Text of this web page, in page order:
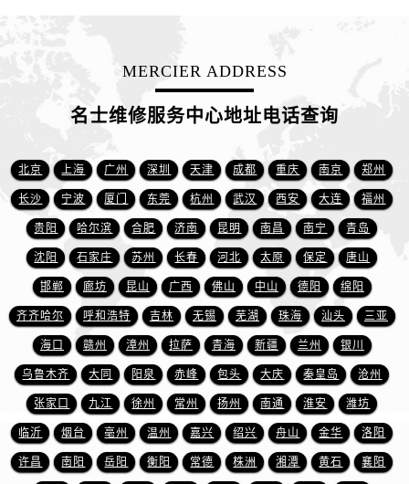
安徽省宿州市埇桥区人民中路名士售后服务中心（需提前预约）
安徽省铜陵市铜官区石城大道名士售后服务中心（需提前预约）
安徽省芜湖市镜湖区中山路步行街名士售后服务中心（需提前预约）
安徽省宣城市宣州区叠嶂西路名士售后服务中心（需提前预约）
福建省龙岩市新罗区九一南路名士售后服务中心（需提前预约）
福建省南平市建阳区人民西路名士售后服务中心（需提前预约）
福建省宁德市蕉城区天湖东路名士售后服务中心（需提前预约）
福建省莆田市城厢区霞林街道荔华东大道名士售后服务中心（需提前预约）
福建省三明市三元区东乾二路名士售后服务中心（需提前预约）
福建省漳州市龙文区步港路名士售后服务中心（需提前预约）
江苏省常州市新北区龙锦路1590号现代传媒中心5号楼10层1008室名士售后服务中心（需提前预约）
江苏省淮安市清江浦区淮海北路名士售后服务中心（需提前预约）
江苏省连云港市海州区通灌北路名士售后服务中心（需提前预约）
MERCIER ADDRESS
名士维修服务中心地址电话查询
北京 上海 广州 深圳 天津 成都 重庆 南京 郑州
长沙 宁波 厦门 东莞 杭州 武汉 西安 大连 福州
贵阳 哈尔滨 合肥 济南 昆明 南昌 南宁 青岛
沈阳 石家庄 苏州 长春 河北 太原 保定 唐山
邯郸 廊坊 昆山 广西 佛山 中山 德阳 绵阳
齐齐哈尔 呼和浩特 吉林 无锡 芜湖 珠海 汕头 三亚
海口 赣州 漳州 拉萨 青海 新疆 兰州 银川
乌鲁木齐 大同 阳泉 赤峰 包头 大庆 秦皇岛 沧州
张家口 九江 徐州 常州 扬州 南通 淮安 潍坊
临沂 烟台 亳州 温州 嘉兴 绍兴 舟山 金华 洛阳
许昌 南阳 岳阳 衡阳 常德 株洲 湘潭 黄石 襄阳